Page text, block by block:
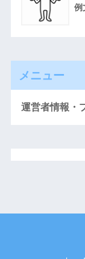
例
メニュー
運営者情報・